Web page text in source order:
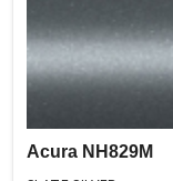
Acura NH829M